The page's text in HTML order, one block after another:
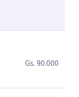
Gs. 90.000